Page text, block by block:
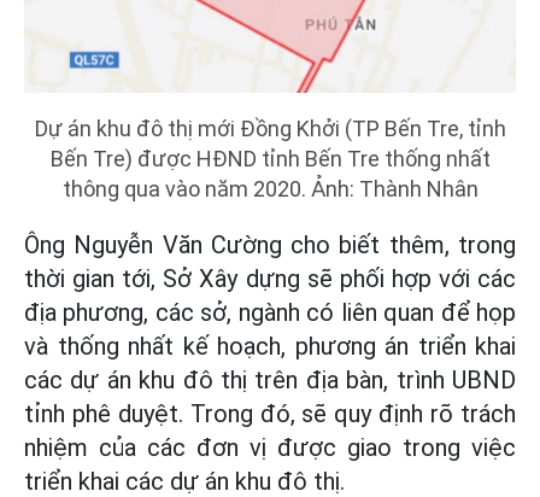
Dự án khu đô thị mới Đồng Khởi (TP Bến Tre, tỉnh
Bến Tre) được HĐND tỉnh Bến Tre thống nhất
thông qua vào năm 2020. Ảnh: Thành Nhân
Ông Nguyễn Văn Cường cho biết thêm, trong
thời gian tới, Sở Xây dựng sẽ phối hợp với các
địa phương, các sở, ngành có liên quan để họp
và thống nhất kế hoạch, phương án triển khai
các dự án khu đô thị trên địa bàn, trình UBND
tỉnh phê duyệt. Trong đó, sẽ quy định rõ trách
nhiệm của các đơn vị được giao trong việc
triển khai các dự án khu đô thị.